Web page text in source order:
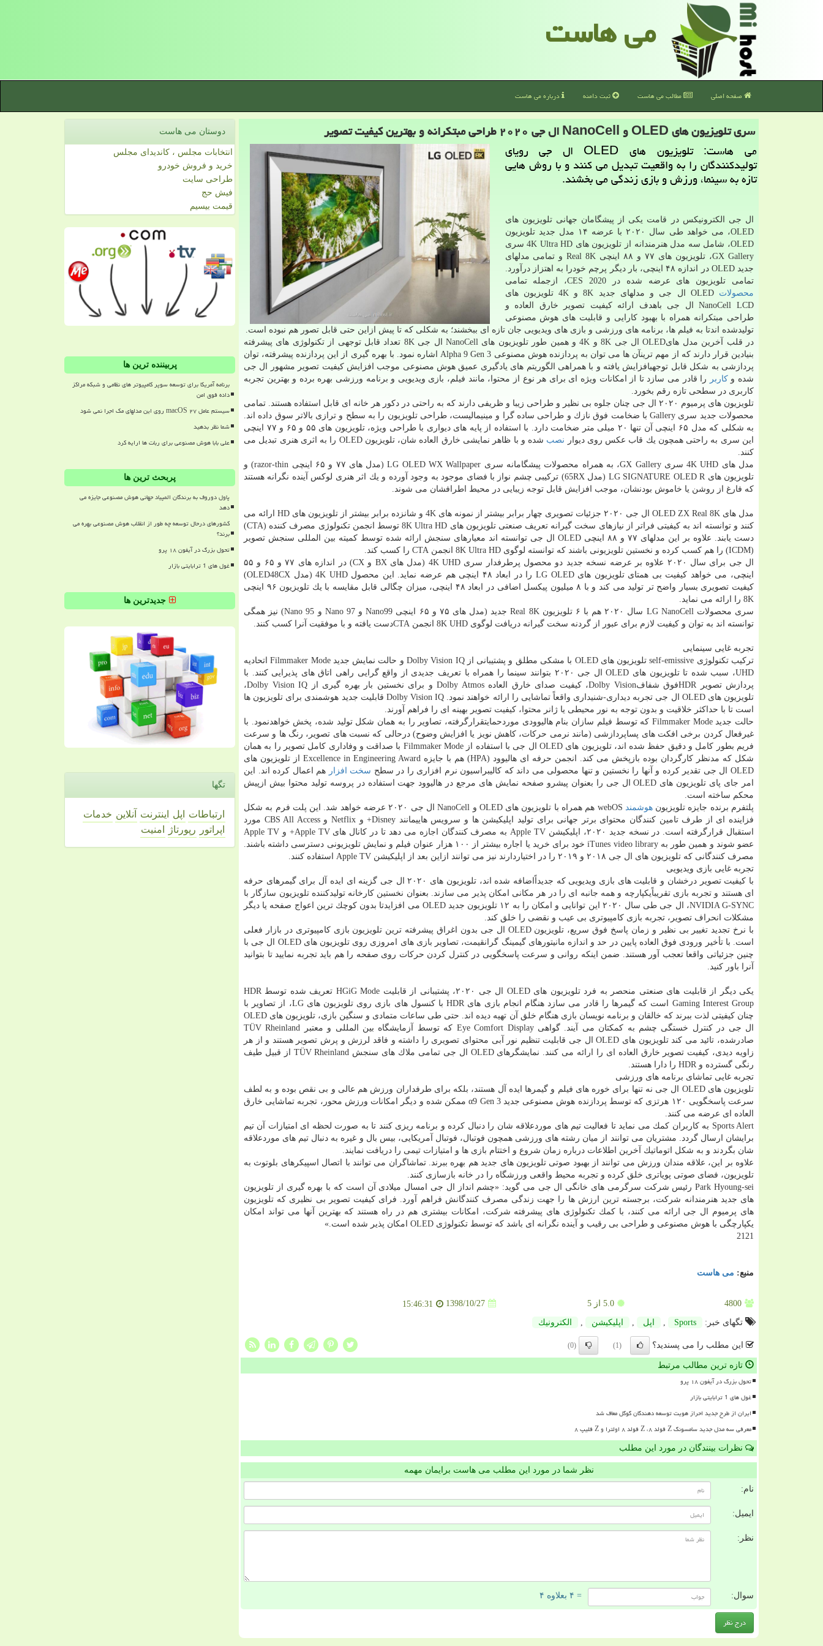
می هاست
صفحه اصلی مطالب می هاست ثبت دامنه درباره می هاست
سری تلویزیون های OLED و NanoCell ال جی ۲۰۲۰ طراحی مبتكرانه و بهترین كیفیت تصویر
می هاست: تلویزیون های OLED ال جی رویای
تولیدكنندگان را به واقعیت تبدیل می كنند و با روش هایی
تازه به سینما، ورزش و بازی زندگی می بخشند.
ال جی الكترونیكس در قامت یكی از پیشگامان جهانی تلویزیون های
OLED، می خواهد طی سال ۲۰۲۰ با عرضه ۱۴ مدل جدید تلویزیون
OLED، شامل سه مدل هنرمندانه از تلویزیون های 4K Ultra HD سری
GX Gallery، تلویزیون های ۷۷ و ۸۸ اینچی Real 8K و تمامی مدلهای
جدید OLED در اندازه ۴۸ اینچی، بار دیگر پرچم خودرا به اهتزاز درآورد.
تمامی تلویزیون های عرضه شده در CES 2020، ازجمله تمامی
محصولات
OLED ال جی و مدلهای جدید 8K و 4K تلویزیون های
NanoCell LCD ال جی باهدف ارائه كیفیت تصویر خارق العاده و
طراحی مبتكرانه همراه با بهبود كارایی و قابلیت های هوش مصنوعی
تولیدشده اندتا به فیلم ها، برنامه های ورزشی و بازی های ویدیویی جان تازه ای ببخشند؛ به شكلی كه تا پیش ازاین حتی قابل تصور هم نبوده است.
در قلب آخرین مدل هایOLED ال جی 8K و 4K و همین طور تلویزیون های NanoCell ال جی 8K تعداد قابل توجهی از تكنولوژی های پیشرفته
بنیادین قرار دارند كه از مهم ترینآن ها می توان به پردازنده هوش مصنوعی Alpha 9 Gen 3 اشاره نمود. با بهره گیری از این پردازنده پیشرفته، توان
پردازشی به شكل قابل توجهیافزایش یافته و با همراهی الگوریتم های یادگیری عمیق هوش مصنوعی موجب افزایش كیفیت تصویر مشهور ال جی
شده وكاربر
را قادر می سازد تا از امكانات ویژه ای برای هر نوع از محتوا، مانند فیلم، بازی ویدیویی و برنامه ورزشی بهره برده و بهترین تجربه
كاربری در سطحی تازه رقم بخورد.
تلویزیون های پرمیوم ۲۰۲۰ ال جی چنان جلوه بی نظیر و طراحی زیبا و ظریفی دارند كه به راحتی در دكور هر خانه ای قابل استفاده هستند. تمامی
محصولات جدید سری Gallery با ضخامت فوق نازك و طراحی ساده گرا و مینیمالیست، طراحی تلویزیون را به سطح و ترازی بالاتر سوق داده اند.
به شكلی كه مدل ۶۵ اینچی آن تنها ۲۰ میلی متر ضخامت دارد. با استفاده از پایه های دیواری با طراحی ویژه، تلویزیون های ۵۵ و ۶۵ و ۷۷ اینچی
این سری به راحتی همچون یك قاب عكس روی دیوار نصب
شده و با ظاهر نمایشی خارق العاده شان، تلویزیون OLED را به اثری هنری تبدیل می
كنند.
مدل های 4K UHD سری GX Gallery، به همراه محصولات پیشگامانه سری LG OLED WX Wallpaper (مدل های ۷۷ و ۶۵ اینچی razor-thin) و
تلویزیون های LG SIGNATURE OLED R (مدل 65RX) تركیبی چشم نواز با فضای موجود به وجود آورده و یك اثر هنری لوكس آینده نگرانه هستند
كه فارغ از روشن یا خاموش بودنشان، موجب افزایش قابل توجه زیبایی در محیط اطرافشان می شوند.
مدل های OLED ZX Real 8K ال جی ۲۰۲۰ جزئیات تصویری چهار برابر بیشتر از نمونه های 4K و شانزده برابر بیشتر از تلویزیون های HD ارائه می
كنند و توانسته اند به كیفیتی فراتر از نیازهای سخت گیرانه تعریف صنعتی تلویزیون های 8K Ultra HD توسط انجمن تكنولوژی مصرف كننده (CTA)
دست یابند. علاوه بر این مدلهای ۷۷ و ۸۸ اینچی OLED ال جی توانسته اند معیارهای سنجش ارائه شده توسط كمیته بین المللی سنجش تصویر
(ICDM) را هم كسب كرده و نخستین تلویزیونی باشند كه توانسته لوگوی 8K Ultra HD انجمن CTA را كسب كند.
ال جی برای سال ۲۰۲۰ علاوه بر عرضه نسخه جدید دو محصول پرطرفدار سری 4K UHD (مدل های BX و CX) در اندازه های ۷۷ و ۶۵ و ۵۵
اینچی، می خواهد كیفیت بی همتای تلویزیون های LG OLED را در ابعاد ۴۸ اینچی هم عرضه نماید. این محصول 4K UHD (مدل OLED48CX)
كیفیت تصویری بسیار واضح تر تولید می كند و با ۸ میلیون پیكسل اضافی در ابعاد ۴۸ اینچی، میزان چگالی قابل مقایسه با یك تلویزیون ۹۶ اینچی
8K را ارائه می نماید.
سری محصولات LG NanoCell سال ۲۰۲۰ هم با ۶ تلویزیون Real 8K جدید (مدل های ۷۵ و ۶۵ اینچی Nano99 و Nano 97 و Nano 95) نیز همگی
توانسته اند به توان و كیفیت لازم برای عبور از گردنه سخت گیرانه دریافت لوگوی 8K UHD انجمن CTAدست یافته و با موفقیت آنرا كسب كنند.
تجربه غایی سینمایی
تركیب تكنولوژی self-emissive تلویزیون های OLED با مشكی مطلق و پشتیبانی از Dolby Vision IQ و حالت نمایش جدید Filmmaker Mode اتحادیه
UHD، سبب شده تا تلویزیون های OLED ال جی ۲۰۲۰ بتوانند سینما را همراه با تعریف جدیدی از واقع گرایی راهی اتاق های پذیرایی كنند. با
پردازش تصویر HDRفوق شفافDolby Vision، كیفیت صدای خارق العاده Dolby Atmos و برای نخستین بار بهره گیری از Dolby Vision IQ،
تلویزیون های OLED ال جی تجربه دیداری-شنیداری واقعاً تماشایی را ارائه خواهند نمود. Dolby Vision IQ قابلیت جدید هوشمندی برای تلویزیون ها
است تا با حداكثر خلاقیت و بدون توجه به نور محیطی یا ژانر محتوا، كیفیت تصویر بهینه ای را فراهم آورند.
حالت جدید Filmmaker Mode كه توسط فیلم سازان بنام هالیوودی موردحمایتقرارگرفته، تصاویر را به همان شكل تولید شده، پخش خواهدنمود. با
غیرفعال كردن برخی افكت های پساپردازشی (مانند نرمی حركات، كاهش نویز یا افزایش وضوح) درحالی كه نسبت های تصویر، رنگ ها و سرعت
فریم بطور كامل و دقیق حفظ شده اند، تلویزیون های OLED ال جی با استفاده از Filmmaker Mode با صداقت و وفاداری كامل تصویر را به همان
شكل كه مدنظر كارگردان بوده بازپخش می كند. انجمن حرفه ای هالیوود (HPA) هم با جایزه Excellence in Engineering Award از تلویزیون های
OLED ال جی تقدیر كرده و آنها را نخستین و تنها محصولی می داند كه كالیبراسیون نرم افزاری را در سطح
سخت افزار هم اعمال كرده اند. این
امر جای پای تلویزیون های OLED ال جی را بعنوان پیشرو صفحه نمایش های مرجع در هالیوود جهت استفاده در پروسه تولید محتوا بیش ازپیش
محكم ساخته است.
پلتفرم برنده جایزه تلویزیونهوشمند
webOS هم همراه با تلویزیون های OLED و NanoCell ال جی ۲۰۲۰ عرضه خواهد شد. این پلت فرم به شكل
فزاینده ای از طرف تامین كنندگان محتوای برتر جهانی برای تولید اپلیكیشن ها و سرویس هاییمانند Disney+ و Netflix و CBS All Access مورد
استقبال قرارگرفته است. در نسخه جدید ۲۰۲۰، اپلیكیشن Apple TV به مصرف كنندگان اجازه می دهد تا در كانال های Apple TV+ و Apple TV
عضو شوند و همین طور به iTunes video library خود برای خرید یا اجاره بیشتر از ۱۰۰ هزار عنوان فیلم و نمایش تلویزیونی دسترسی داشته باشند.
مصرف كنندگانی كه تلویزیون های ال جی ۲۰۱۸ و ۲۰۱۹ را در اختیاردارند نیز می توانند ازاین بعد از اپلیكیشن Apple TV استفاده كنند.
تجربه غایی بازی ویدیویی
با كیفیت تصویر درخشان و قابلیت های بازی ویدیویی كه جدیداًاضافه شده اند، تلویزیون های ۲۰۲۰ ال جی گزینه ای ایده آل برای گیمرهای حرفه
ای هستند و تجربه بازی تقریباًیكپارچه و همه جانبه ای را در هر مكانی امكان پذیر می سازند. بعنوان نخستین كارخانه تولیدكننده تلویزیون سازگار با
NVIDIA G-SYNC، ال جی طی سال ۲۰۲۰ این توانایی و امكان را به ۱۲ تلویزیون جدید OLED می افزایدتا بدون كوچك ترین اعواج صفحه یا دیگر
مشكلات انحراف تصویر، تجربه بازی كامپیوتری بی عیب و نقضی را خلق كند.
با نرخ تجدید تغییر بی نظیر و زمان پاسخ فوق سریع، تلویزیون OLED ال جی بدون اغراق پیشرفته ترین تلویزیون بازی كامپیوتری در بازار فعلی
است. با تأخیر ورودی فوق العاده پایین در حد و اندازه مانیتورهای گیمینگ گرانقیمت، تصاویر بازی های امروزی روی تلویزیون های OLED ال جی با
چنین جزئیاتی واقعا تعجب آور هستند. ضمن اینكه روانی و سرعت پاسخگویی در كنترل كردن حركات روی صفحه را هم باید تجربه نمایید تا بتوانید
آنرا باور كنید.
یكی دیگر از قابلیت های صنعتی منحصر به فرد تلویزیون های OLED ال جی ۲۰۲۰، پشتیبانی از قابلیت HGiG Mode تعریف شده توسط HDR
Gaming Interest Group است كه گیمرها را قادر می سازد هنگام انجام بازی های HDR با كنسول های بازی روی تلویزیون های LG، از تصاویر با
چنان كیفیتی لذت ببرند كه خالقان و برنامه نویسان بازی هنگام خلق آن تهیه دیده اند. حتی طی ساعات متمادی و سنگین بازی، تلویزیون های OLED
ال جی در كنترل خستگی چشم به كمكتان می آیند. گواهی Eye Comfort Display كه توسط آزمایشگاه بین المللی و معتبر TÜV Rheinland
صادرشده، تائید می كند تلویزیون های OLED ال جی قابلیت تنظیم نور آبی محتوای تصویری را داشته و فاقد لرزش و پرش تصویر هستند و از هر
زاویه دیدی، كیفیت تصویر خارق العاده ای را ارائه می كنند. نمایشگرهای OLED ال جی تمامی ملاك های سنجش TÜV Rheinland از قبیل طیف
رنگی گسترده و HDR را دارا هستند.
تجربه غایی تماشای برنامه های ورزشی
تلویزیون های OLED ال جی نه تنها برای خوره های فیلم و گیمرها ایده آل هستند، بلكه برای طرفداران ورزش هم عالی و بی نقص بوده و به لطف
سرعت پاسخگویی ۱۲۰ هرتزی كه توسط پردازنده هوش مصنوعی جدید α9 Gen 3 ممكن شده و دیگر امكانات ورزش محور، تجربه تماشایی خارق
العاده ای عرضه می كنند.
Sports Alert به كاربران كمك می نماید تا فعالیت تیم های موردعلاقه شان را دنبال كرده و برنامه ریزی كنند تا به صورت لحظه ای امتیازات آن تیم
برایشان ارسال گردد. مشتریان می توانند از میان رشته های ورزشی همچون فوتبال، فوتبال آمریكایی، بیس بال و غیره به دنبال تیم های موردعلاقه
شان بگردند و به شكل اتوماتیك آخرین اطلاعات درباره زمان شروع و اختتام بازی ها و امتیازات تیمی را دریافت نمایند.
علاوه بر این، علاقه مندان ورزش می توانند از بهبود صوتی تلویزیون های جدید هم بهره ببرند. تماشاگران می توانند با اتصال اسپیكرهای بلوتوث به
تلویزیون، فضای صوتی پویاتری خلق كرده و تجربه محیط واقعی ورزشگاه را در خانه بازسازی كنند.
Park Hyoung-sei رئیس شركت سرگرمی های خانگی ال جی می گوید: «چشم انداز ال جی امسال میلادی آن است كه با بهره گیری از تلویزیون
های جدید هنرمندانه شركت، برجسته ترین ارزش ها را جهت زندگی مصرف كنندگانش فراهم آورد. فرای كیفیت تصویر بی نظیری كه تلویزیون
های پرمیوم ال جی ارائه می كنند، با كمك تكنولوژی های پیشرفته شركت، امكانات بیشتری هم در راه هستند كه بهترین آنها می تواند امكان
یكپارچگی با هوش مصنوعی و طراحی بی رقیب و آینده نگرانه ای باشد كه توسط تكنولوژی OLED امكان پذیر شده است.»
2121
منبع: می هاست
4800
5.0از 5 1398/10/27
15:46:31
تگهای خبر:
Sports اپل اپلیكیشن الكترونیك
این مطلب را می پسندید؟ (1)
(0)
تازه ترین مطالب مرتبط
تحول بزرگ در آیفون ۱۸ پرو
غول های 1 ترابایتی بازار
ایران از طرح جدید احراز هویت توسعه دهندگان گوگل معاف شد
معرفی سه مدل جدید سامسونگ Z فولد ۸، Z فولد ۸ اولترا و Z فلیپ ۸
نظرات بینندگان در مورد این مطلب
نظر شما در مورد این مطلب می هاست برایمان مهمه
نام:
ایمیل:
نظر:
سوال: = ۴ بعلاوه ۴
دوستان می هاست
انتخابات مجلس ، کاندیدای مجلس
خرید و فروش خودرو
طراحی سایت
فیش حج
قیمت بیسیم
پربیننده ترین ها
برنامه آمریکا برای توسعه سوپر کامپیوتر های نظامی و شبکه مراکز
داده فوق امن
سیستم عامل macOS ۲۷ روی این مدلهای مک اجرا نمی شود
شما نظر بدهید
علی بابا هوش مصنوعی برای ربات ها ارایه کرد
پربحث ترین ها
پاول دوروف به برندگان المپیاد جهانی هوش مصنوعی جایزه می
دهد
کشورهای درحال توسعه چه طور از انقلاب هوش مصنوعی بهره می
برند؟
تحول بزرگ در آیفون ۱۸ پرو
غول های 1 ترابایتی بازار
جدیدترین ها
تگها
ارتباطات اپل اینترنت آنلاین خدمات
اپراتور
رپورتاژ امنیت